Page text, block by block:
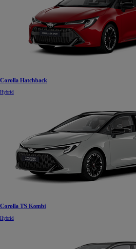
Corolla Hatchback
Hybrid
Corolla TS Kombi
Hybrid